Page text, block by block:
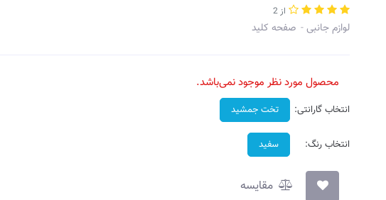
از 2
لوازم جانبی صفحه کلید
محصول مورد نظر موجود نمی‌باشد.
انتخاب گارانتی: تخت جمشید
انتخاب رنگ: سفید
مقایسه